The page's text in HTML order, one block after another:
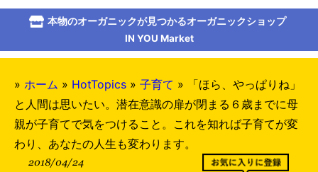
本物のオーガニックが見つかるオーガニックショップ
IN YOU Market
» ホーム » HotTopics » 子育て »
「ほら、やっぱりね」
と人間は思いたい。潜在意識の扉が閉まる６歳までに母
親が子育てで気をつけること。これを知れば子育てが変
わり、あなたの人生も変わります。
2018/04/24